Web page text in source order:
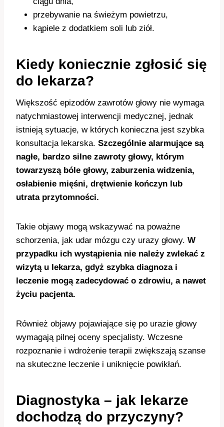
przebywanie na świeżym powietrzu,
kąpiele z dodatkiem soli lub ziół.
Kiedy koniecznie zgłosić się
do lekarza?
Większość epizodów zawrotów głowy nie wymaga
natychmiastowej interwencji medycznej, jednak
istnieją sytuacje, w których konieczna jest szybka
konsultacja lekarska. Szczególnie alarmujące są
nagłe, bardzo silne zawroty głowy, którym
towarzyszą bóle głowy, zaburzenia widzenia,
osłabienie mięśni, drętwienie kończyn lub
utrata przytomności.
Takie objawy mogą wskazywać na poważne
schorzenia, jak udar mózgu czy urazy głowy. W
przypadku ich wystąpienia nie należy zwlekać z
wizytą u lekarza, gdyż szybka diagnoza i
leczenie mogą zadecydować o zdrowiu, a nawet
życiu pacjenta.
Również objawy pojawiające się po urazie głowy
wymagają pilnej oceny specjalisty. Wczesne
rozpoznanie i wdrożenie terapii zwiększają szanse
na skuteczne leczenie i uniknięcie powikłań.
Diagnostyka – jak lekarze
dochodzą do przyczyny?